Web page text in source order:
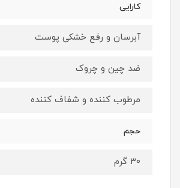
کارایی
آبرسان و رفع خشکی پوست
ضد چین و چروک
مرطوب کننده و شفاف کننده
حجم
۳۰ گرم